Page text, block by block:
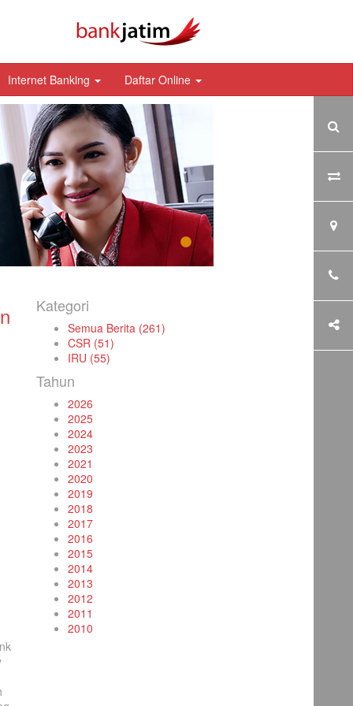
Internet Banking Daftar Online
Kategori
Semua Berita (261)
CSR (51)
IRU (55)
Tahun
2026
2025
2024
2023
2021
2020
2019
2018
2017
2016
2015
2014
2013
2012
2011
2010